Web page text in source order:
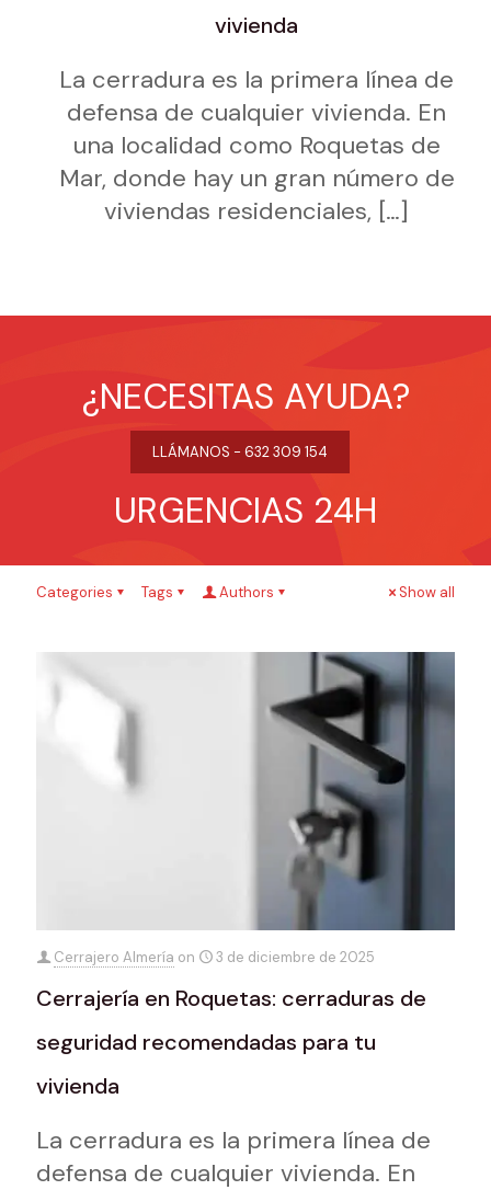
vivienda
La cerradura es la primera línea de
defensa de cualquier vivienda. En
una localidad como Roquetas de
Mar, donde hay un gran número de
viviendas residenciales, […]
¿NECESITAS AYUDA?
LLÁMANOS - 632 309 154
URGENCIAS 24H
Categories Tags Authors Show all
Cerrajero Almería on 3 de diciembre de 2025
Cerrajería en Roquetas: cerraduras de
seguridad recomendadas para tu
vivienda
La cerradura es la primera línea de
defensa de cualquier vivienda. En